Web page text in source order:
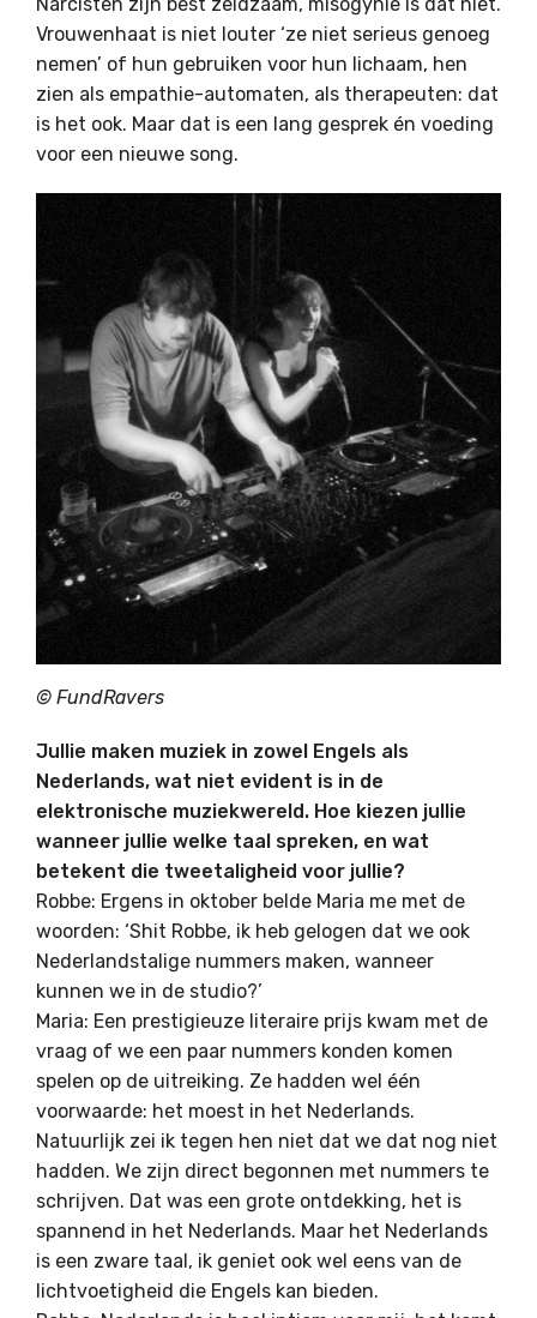
Vrouwenhaat is niet louter ‘ze niet serieus genoeg
nemen’ of hun gebruiken voor hun lichaam, hen
zien als empathie-automaten, als therapeuten: dat
is het ook. Maar dat is een lang gesprek én voeding
voor een nieuwe song.
© FundRavers
Jullie maken muziek in zowel Engels als
Nederlands, wat niet evident is in de
elektronische muziekwereld. Hoe kiezen jullie
wanneer jullie welke taal spreken, en wat
betekent die tweetaligheid voor jullie?
Robbe: Ergens in oktober belde Maria me met de
woorden: ‘Shit Robbe, ik heb gelogen dat we ook
Nederlandstalige nummers maken, wanneer
kunnen we in de studio?’
Maria: Een prestigieuze literaire prijs kwam met de
vraag of we een paar nummers konden komen
spelen op de uitreiking. Ze hadden wel één
voorwaarde: het moest in het Nederlands.
Natuurlijk zei ik tegen hen niet dat we dat nog niet
hadden. We zijn direct begonnen met nummers te
schrijven. Dat was een grote ontdekking, het is
spannend in het Nederlands. Maar het Nederlands
is een zware taal, ik geniet ook wel eens van de
lichtvoetigheid die Engels kan bieden.